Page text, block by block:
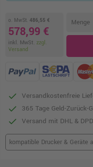
o. MwSt. 486,55 €
578,99 €
inkl. MwSt. zzgl.
Versand
Menge
Versandkostenfreie
365 Tage Geld-Zurück-
Versand mit DHL & DPD
kompatible Drucker & Geräte